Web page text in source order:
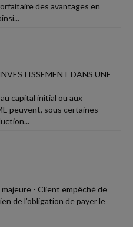
des avantages en
DANS UNE
capital initial ou aux
peuvent, sous certaines
- Client empêché de
de l'obligation de payer le